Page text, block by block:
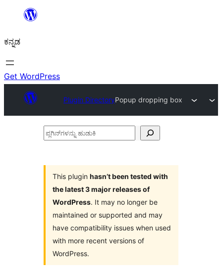
ವಿಷಯಕ್ಕೆ
ಕನ್ನಡ
Get WordPress
Plugin DirectoryPopup dropping box
ಪ್ಲಗಿನ್‌ಗಳನ್ನು
This plugin hasn’t been tested with
the latest 3 major releases of
WordPress. It may no longer be
maintained or supported and may
have compatibility issues when used
with more recent versions of
WordPress.